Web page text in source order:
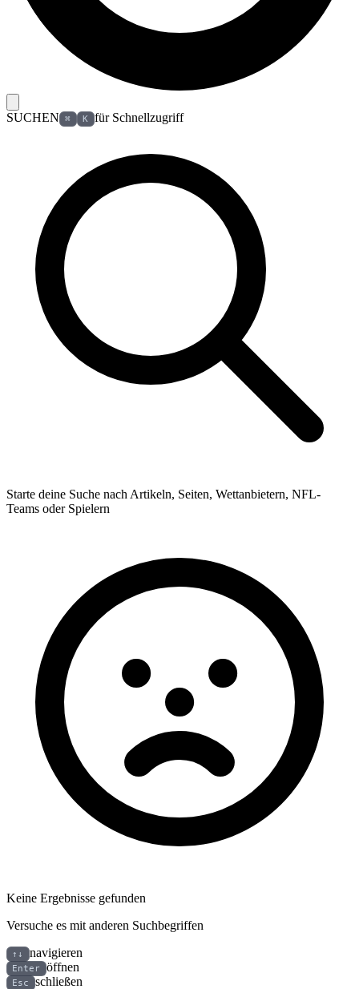
SUCHEN ⌘ K für Schnellzugriff
Starte deine Suche nach Artikeln, Seiten, Wettanbietern, NFL-
Teams oder Spielern
Keine Ergebnisse gefunden
Versuche es mit anderen Suchbegriffen
↑↓ navigieren
Enter öffnen
Esc schließen